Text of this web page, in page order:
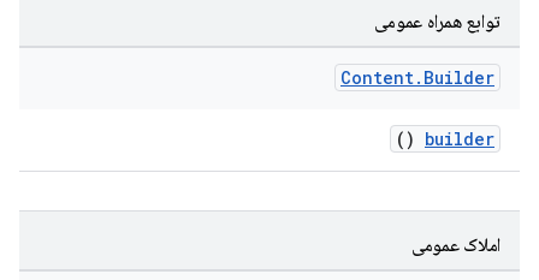
توابع همراه عمومی
Content. Builder
builder
()
املاک عمومی